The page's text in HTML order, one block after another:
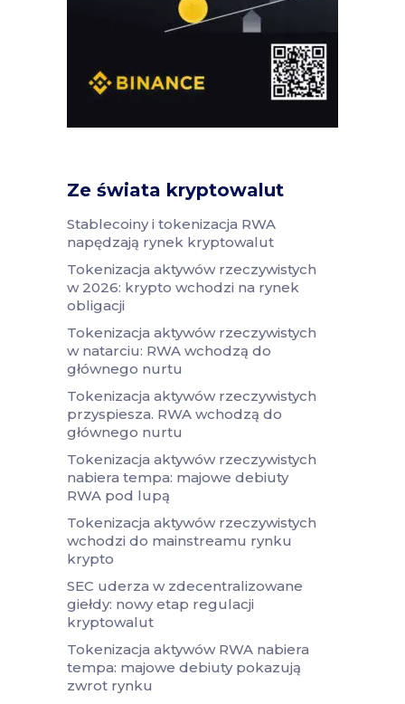
Ze świata kryptowalut
Stablecoiny i tokenizacja RWA
napędzają rynek kryptowalut
Tokenizacja aktywów rzeczywistych
w 2026: krypto wchodzi na rynek
obligacji
Tokenizacja aktywów rzeczywistych
w natarciu: RWA wchodzą do
głównego nurtu
Tokenizacja aktywów rzeczywistych
przyspiesza. RWA wchodzą do
głównego nurtu
Tokenizacja aktywów rzeczywistych
nabiera tempa: majowe debiuty
RWA pod lupą
Tokenizacja aktywów rzeczywistych
wchodzi do mainstreamu rynku
krypto
SEC uderza w zdecentralizowane
giełdy: nowy etap regulacji
kryptowalut
Tokenizacja aktywów RWA nabiera
tempa: majowe debiuty pokazują
zwrot rynku